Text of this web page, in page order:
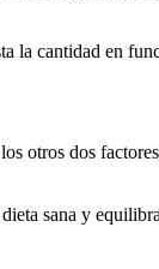
cantidad en
otros dos
sana y